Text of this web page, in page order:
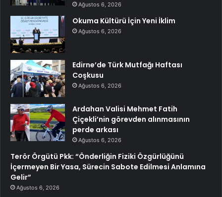
Ağustos 6, 2026
Okuma Kültürü İçin Yeni İklim
Ağustos 6, 2026
Edirne’de Türk Mutfağı Haftası
Coşkusu
Ağustos 6, 2026
Ardahan Valisi Mehmet Fatih
Çiçekli’nin görevden alınmasının
perde arkası
Ağustos 6, 2026
Terör Örgütü Pkk: “Önderliğin Fiziki Özgürlüğünü
İçermeyen Bir Yasa, Sürecin Sabote Edilmesi Anlamına
Gelir”
Ağustos 6, 2026